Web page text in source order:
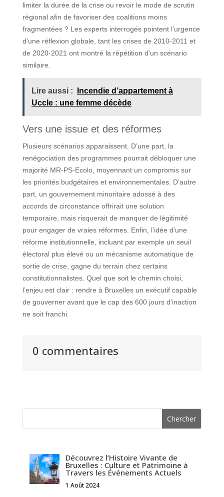
limiter la durée de la crise ou revoir le mode de scrutin
régional afin de favoriser des coalitions moins
fragmentées ? Les experts interrogés pointent l’urgence
d’une réflexion globale, tant les crises de 2010-2011 et
de 2020-2021 ont montré la répétition d’un scénario
similaire.
Lire aussi :
Incendie d’appartement à
Uccle : une femme décède
Vers une issue et des réformes
Plusieurs scénarios apparaissent. D’une part, la
renégociation des programmes pourrait débloquer une
majorité MR-PS-Ecolo, moyennant un compromis sur
les priorités budgétaires et environnementales. D’autre
part, un gouvernement minoritaire adossé à des
accords de circonstance offrirait une solution
temporaire, mais risquerait de manquer de légitimité
pour engager de vraies réformes. Enfin, l’idée d’une
réforme institutionnelle, incluant par exemple un seuil
électoral plus élevé ou un mécanisme automatique de
sortie de crise, gagne du terrain chez certains
constitutionnalistes. Quel que soit le chemin choisi,
l’enjeu est clair : rendre à Bruxelles un exécutif capable
de gouverner avant que le cap des 600 jours d’inaction
ne soit franchi.
0 commentaires
Découvrez l’Histoire Vivante de
Bruxelles : Culture et Patrimoine à
Travers les Événements Actuels
1 Août 2024